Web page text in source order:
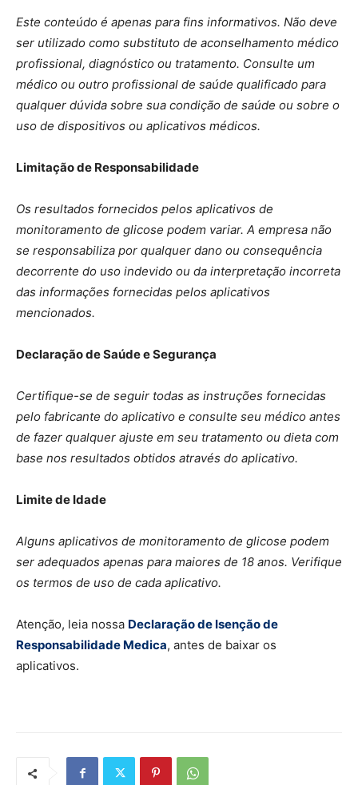
Este conteúdo é apenas para fins informativos. Não deve
ser utilizado como substituto de aconselhamento médico
profissional, diagnóstico ou tratamento. Consulte um
médico ou outro profissional de saúde qualificado para
qualquer dúvida sobre sua condição de saúde ou sobre o
uso de dispositivos ou aplicativos médicos.
Limitação de Responsabilidade
Os resultados fornecidos pelos aplicativos de
monitoramento de glicose podem variar. A empresa não
se responsabiliza por qualquer dano ou consequência
decorrente do uso indevido ou da interpretação incorreta
das informações fornecidas pelos aplicativos
mencionados.
Declaração de Saúde e Segurança
Certifique-se de seguir todas as instruções fornecidas
pelo fabricante do aplicativo e consulte seu médico antes
de fazer qualquer ajuste em seu tratamento ou dieta com
base nos resultados obtidos através do aplicativo.
Limite de Idade
Alguns aplicativos de monitoramento de glicose podem
ser adequados apenas para maiores de 18 anos. Verifique
os termos de uso de cada aplicativo.
Atenção, leia nossa Declaração de Isenção de
Responsabilidade Medica, antes de baixar os
aplicativos.